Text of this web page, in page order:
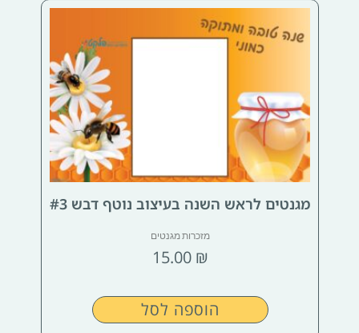
מגנטים לראש השנה בעיצוב נוטף דבש #3
מזכרות מגנטים
15.00 ₪
הוספה לסל